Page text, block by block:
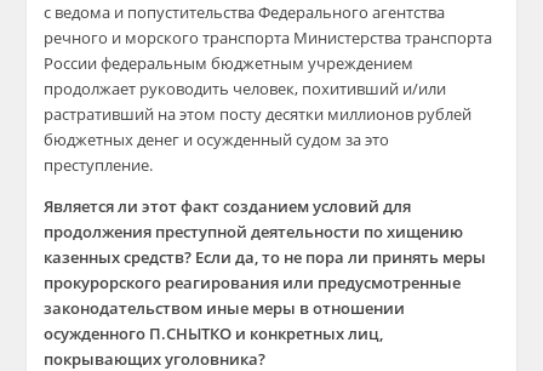
с ведома и попустительства Федерального агентства
речного и морского транспорта Министерства транспорта
России федеральным бюджетным учреждением
продолжает руководить человек, похитивший и/или
растративший на этом посту десятки миллионов рублей
бюджетных денег и осужденный судом за это
преступление.
Является ли этот факт созданием условий для
продолжения преступной деятельности по хищению
казенных средств? Если да, то не пора ли принять меры
прокурорского реагирования или предусмотренные
законодательством иные меры в отношении
осужденного П.СНЫТКО и конкретных лиц,
покрывающих уголовника?